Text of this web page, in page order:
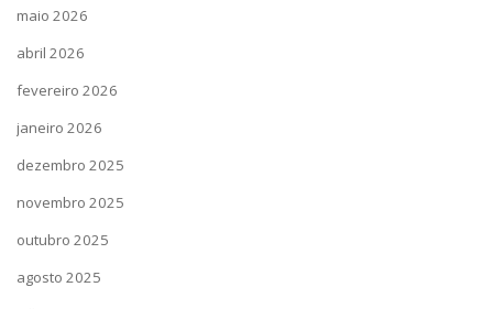
maio 2026
abril 2026
fevereiro 2026
janeiro 2026
dezembro 2025
novembro 2025
outubro 2025
agosto 2025